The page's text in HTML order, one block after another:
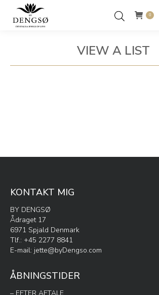
0
VIEW A LIST
You are here:
KONTAKT MIG
BY DENGSØ
Ådraget 17
6971 Spjald Denmark
Tlf.: +45 2277 8841
E-mail: jette@byDengso.com
ÅBNINGSTIDER